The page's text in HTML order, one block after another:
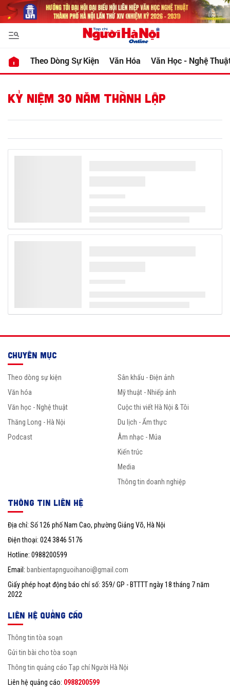
Theo Dòng Sự Kiện Văn Hóa Văn Học - Nghệ
KỶ NIỆM 30 NĂM THÀNH LẬP
CHUYÊN MỤC
Theo dòng sự kiện
Văn hóa
Văn học - Nghệ thuật
Thăng Long - Hà Nội
Podcast
Sân khấu - Điện ảnh
Mỹ thuật - Nhiếp ảnh
Cuộc thi viết Hà Nội & Tôi
Du lịch - Ẩm thực
Âm nhạc - Múa
Kiến trúc
Media
Thông tin doanh nghiệp
THÔNG TIN LIÊN HỆ
Địa chỉ: Số 126 phố Nam Cao, phường Giảng Võ, Hà Nội
Điện thoại: 024 3846 5176
Hotline: 0988200599
Email: banbientapnguoihanoi@gmail.com
Giấy phép hoạt động báo chí số: 359/ GP - BTTTT ngày 18 tháng 7 năm
2022
LIÊN HỆ QUẢNG CÁO
Thông tin tòa soạn
Gửi tin bài cho tòa soạn
Thông tin quảng cáo Tạp chí Người Hà Nội
Liên hệ quảng cáo: 0988200599